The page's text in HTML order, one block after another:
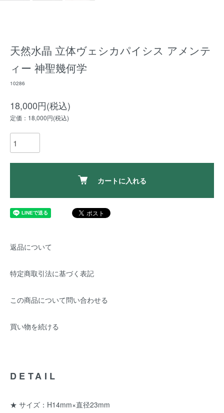
天然水晶 立体ヴェシカパイシス アメンテ
ィー 神聖幾何学
10286
18,000円(税込)
定価：18,000円(税込)
カートに入れる
返品について
特定商取引法に基づく表記
この商品について問い合わせる
買い物を続ける
DETAIL
★ サイズ：H14mm×直径23mm